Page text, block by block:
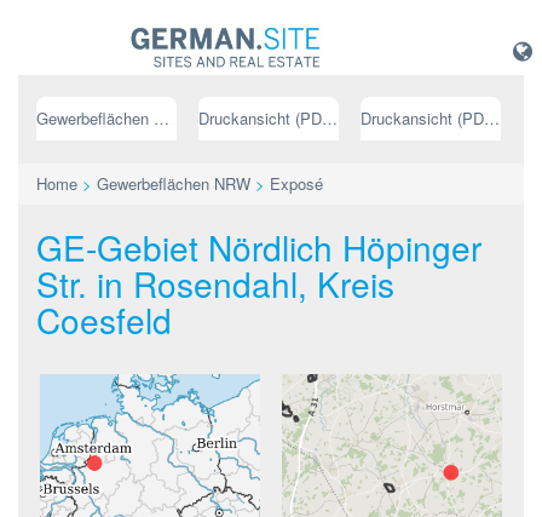
Gewerbeflächen NRW Druckansicht (PDF) // deutsch Druckansicht (PDF) // englisch
Home > Gewerbeflächen NRW > Exposé
GE-Gebiet Nördlich Höpinger
Str. in Rosendahl, Kreis
Coesfeld